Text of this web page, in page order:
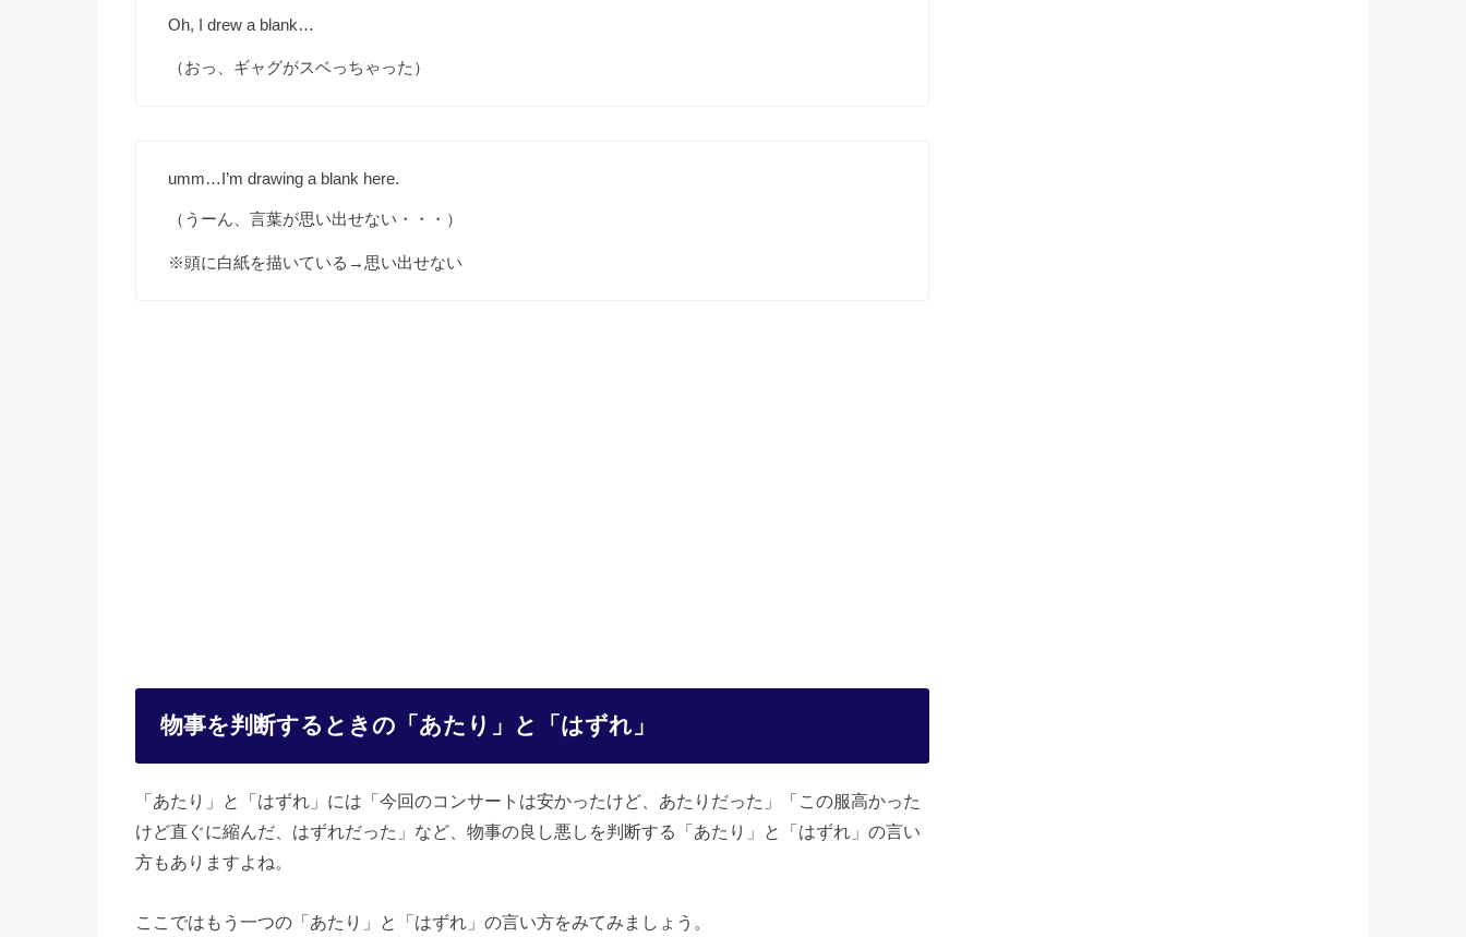
Oh, I drew a blank…
（おっ、ギャグがスベっちゃった）
umm…I’m drawing a blank here.
（うーん、言葉が思い出せない・・・）
※頭に白紙を描いている→思い出せない
物事を判断するときの「あたり」と「はずれ」
「あたり」と「はずれ」には「今回のコンサートは安かったけど、あたりだった」「この服高かった
けど直ぐに縮んだ、はずれだった」など、物事の良し悪しを判断する「あたり」と「はずれ」の言い
方もありますよね。
ここではもう一つの「あたり」と「はずれ」の言い方をみてみましょう。